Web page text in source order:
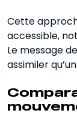
Cette
accessible,
Le message
assimiler